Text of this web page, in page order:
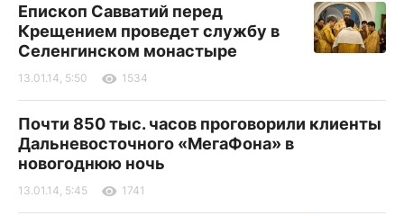
Епископ Савватий перед
Крещением проведет службу в
Селенгинском монастыре
13.01.14, 5:50 1534
Почти 850 тыс. часов проговорили клиенты
Дальневосточного «МегаФона» в
новогоднюю ночь
13.01.14, 5:45 1741